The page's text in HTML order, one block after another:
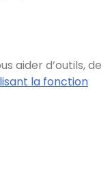
aider d’outils, de
la fonction